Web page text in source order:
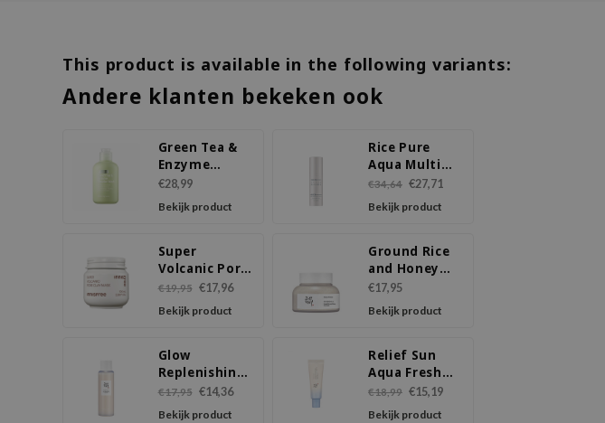
This product is available in the following variants:
Andere klanten bekeken ook
Green Tea &
Enzyme
Powder
€28,99
Bekijk product
Rice Pure
Aqua Multi
Balm
€34,64 €27,71
Bekijk product
Super
Volcanic Pore
Clay Mask
€19,95 €17,96
Bekijk product
Ground Rice
and Honey
Glow Mask
€17,95
Bekijk product
Glow
Replenishing
Rice Milk
€17,95 €14,36
Bekijk product
Relief Sun
Aqua Fresh
Rice + B5
SPF50++++
€18,99 €15,19
Bekijk product